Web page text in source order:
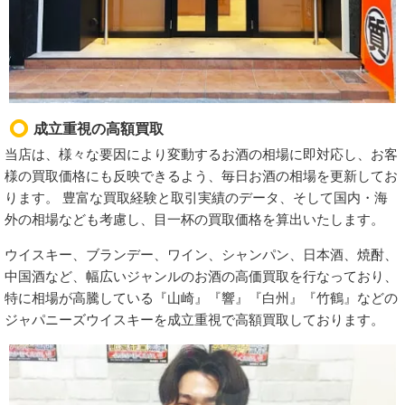
成立重視の高額買取
当店は、様々な要因により変動するお酒の相場に即対応し、お客
様の買取価格にも反映できるよう、毎日お酒の相場を更新してお
ります。 豊富な買取経験と取引実績のデータ、そして国内・海
外の相場なども考慮し、目一杯の買取価格を算出いたします。
ウイスキー、ブランデー、ワイン、シャンパン、日本酒、焼酎、
中国酒など、幅広いジャンルのお酒の高価買取を行なっており、
特に相場が高騰している『山崎』『響』『白州』『竹鶴』などの
ジャパニーズウイスキーを成立重視で高額買取しております。